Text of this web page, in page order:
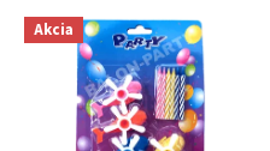
V Akcia